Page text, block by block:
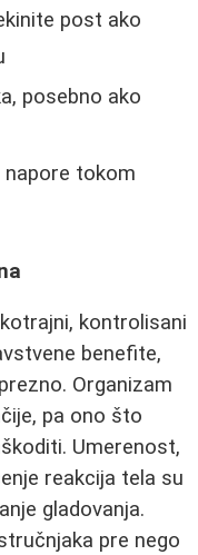
post ako
posebno ako
napore tokom
kontrolisani
benefite,
Organizam
pa ono što
Umerenost,
reakcija tela su
gladovanja.
pre nego